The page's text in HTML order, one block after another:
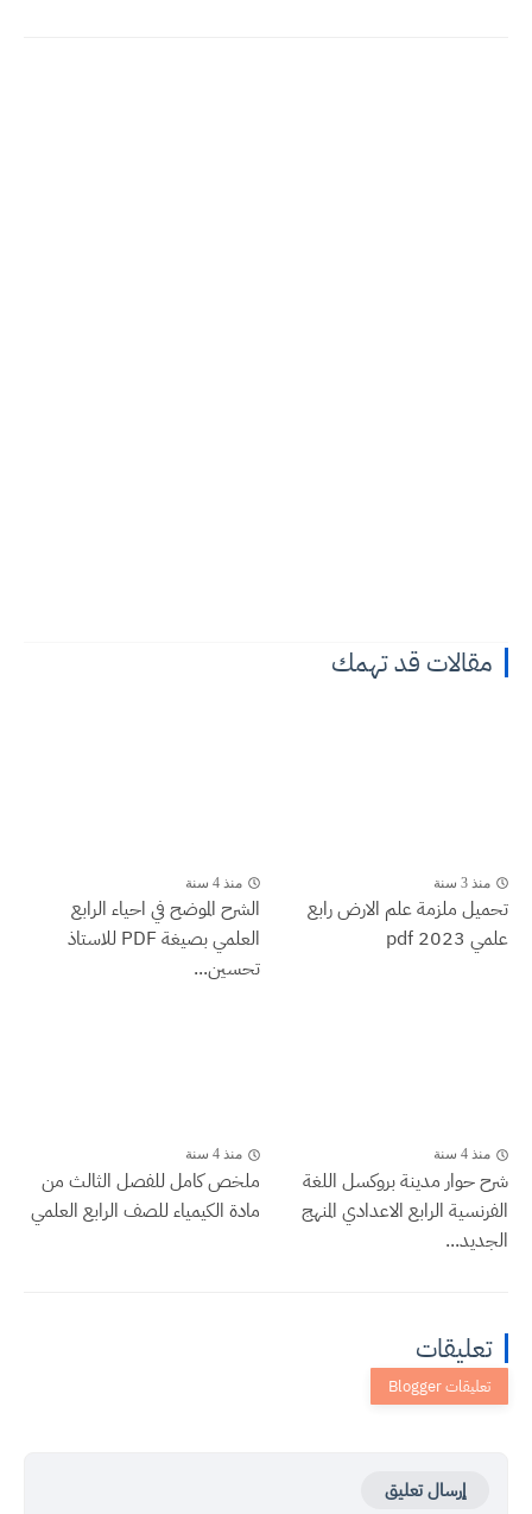
مقالات قد تهمك
منذ 3 سنة
تحميل ملزمة علم الارض رابع
علمي 2023 pdf
منذ 4 سنة
الشرح الموضح في احياء الرابع
العلمي بصيغة PDF للاستاذ
تحسين...
منذ 4 سنة
شرح حوار مدينة بروكسل اللغة
الفرنسية الرابع الاعدادي المنهج
الجديد...
منذ 4 سنة
ملخص كامل للفصل الثالث من
مادة الكيمياء للصف الرابع العلمي
تعليقات
إرسال تعليق